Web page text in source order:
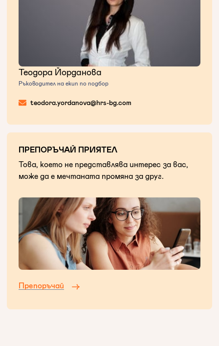
Теодора Йорданова
Ръководител на екип по подбор
teodora.yordanova@hrs-bg.com
ПРЕПОРЪЧАЙ ПРИЯТЕЛ
Това, което не представлява интерес за вас,
може да е мечтаната промяна за друг.
Препоръчай